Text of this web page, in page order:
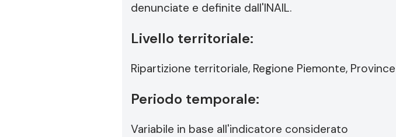
denunciate e definite dall'INAIL.
Livello territoriale:
Ripartizione territoriale, Regione Piemonte,
Periodo temporale:
Variabile in base all'indicatore considerato